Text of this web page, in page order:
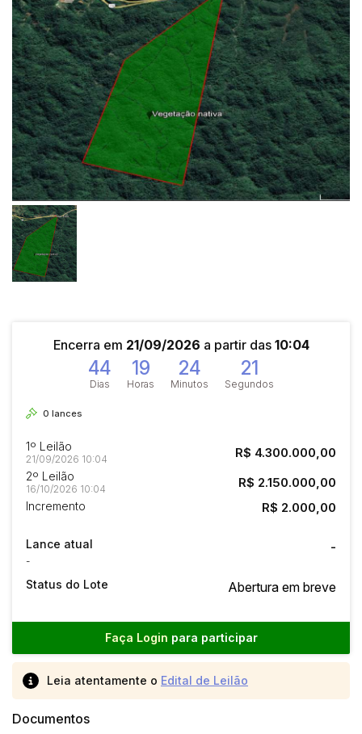
Encerra em 21/09/2026 a partir das 10:04
44
Dias
19
Horas
24
Minutos
21
Segundos
0 lances
1º Leilão
21/09/2026 10:04 R$ 4.300.000,00
2º Leilão
16/10/2026 10:04 R$ 2.150.000,00
Incremento R$ 2.000,00
Lance atual
-
-
Status do Lote Abertura em breve
Faça Login para participar
Leia atentamente o Edital de Leilão
Documentos